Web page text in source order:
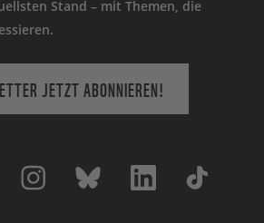
Stand – mit Themen, die
JETZT ABONNIEREN!